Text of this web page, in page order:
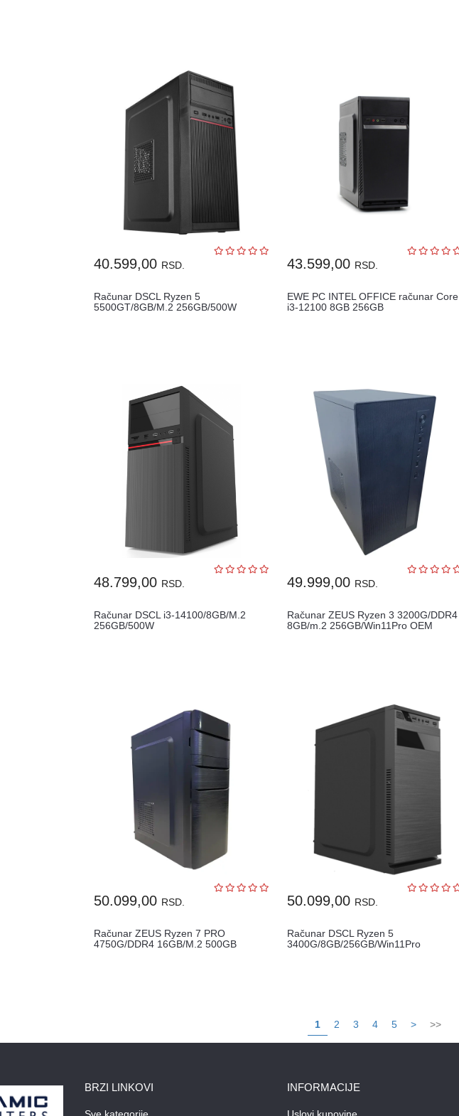
40.599,00 RSD.
Računar DSCL Ryzen 5
5500GT/8GB/M.2 256GB/500W
43.599,00 RSD.
EWE PC INTEL OFFICE računar Core
i3-12100 8GB 256GB
48.799,00 RSD.
Računar DSCL i3-14100/8GB/M.2
256GB/500W
49.999,00 RSD.
Računar ZEUS Ryzen 3 3200G/DDR4
8GB/m.2 256GB/Win11Pro OEM
50.099,00 RSD.
Računar ZEUS Ryzen 7 PRO
4750G/DDR4 16GB/M.2 500GB
50.099,00 RSD.
Računar DSCL Ryzen 5
3400G/8GB/256GB/Win11Pro
1 2 3 4 5 > >>
BRZI LINKOVI INFORMACIJE